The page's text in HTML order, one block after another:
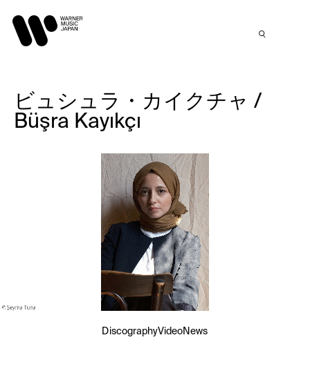
ビュシュラ・カイクチャ /
Büşra Kayıkçı
DiscographyVideoNews